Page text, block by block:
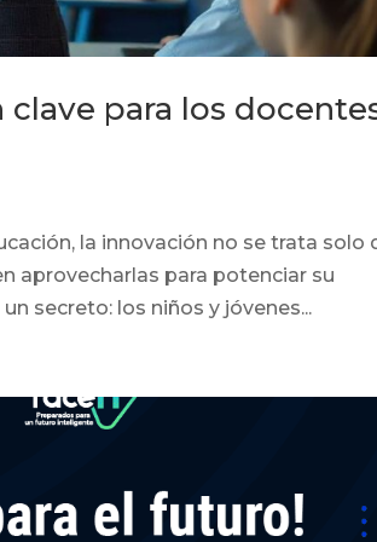
para los
la innovación no se trata solo
aprovecharlas para potenciar su
secreto: los niños y jóvenes...